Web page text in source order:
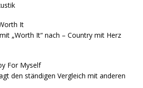
„Worth It“ nach – Country mit Herz
den ständigen Vergleich mit anderen